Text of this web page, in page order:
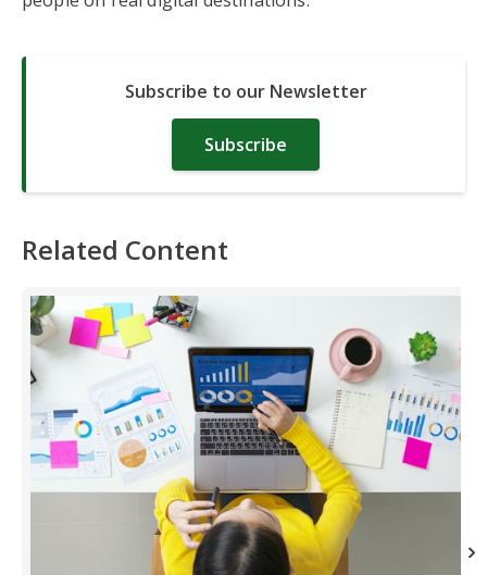
Subscribe to our Newsletter
Subscribe
Related Content